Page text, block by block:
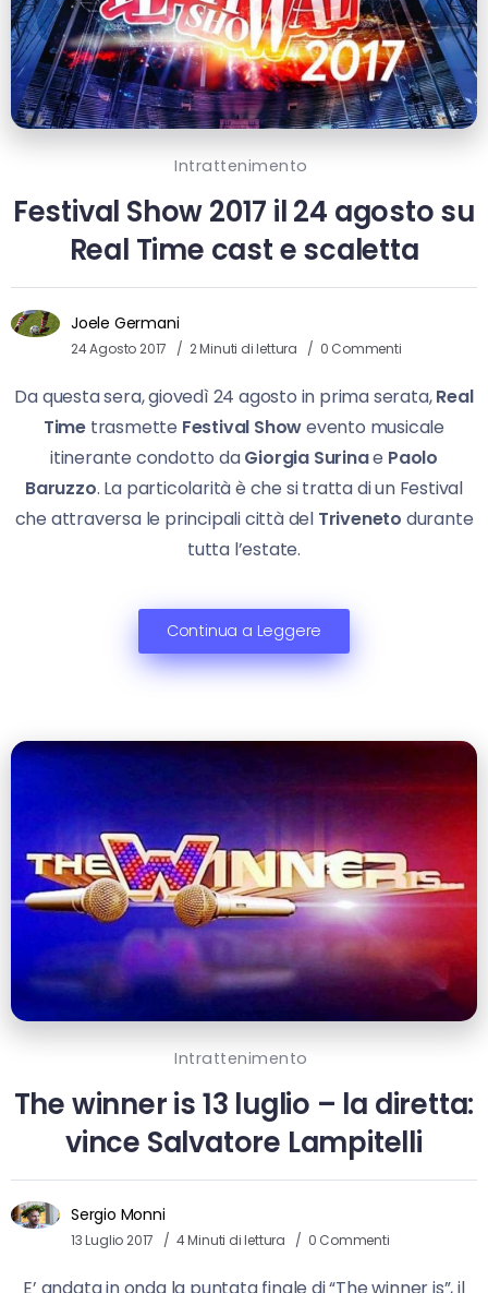
Intrattenimento
Festival Show 2017 il 24 agosto su
Real Time cast e scaletta
Joele Germani
24 Agosto 2017 2 Minuti di lettura 0 Commenti
Da questa sera, giovedì 24 agosto in prima serata,Real
Time trasmette Festival Showevento musicale
itinerante condotto daGiorgia Surinae Paolo
Baruzzo. La particolarità è che si tratta di un Festival
che attraversa le principali città del Triveneto durante
tutta l’estate.
Continua a Leggere
Intrattenimento
The winner is 13 luglio – la diretta:
vince Salvatore Lampitelli
Sergio Monni
13 Luglio 2017 4 Minuti di lettura 0 Commenti